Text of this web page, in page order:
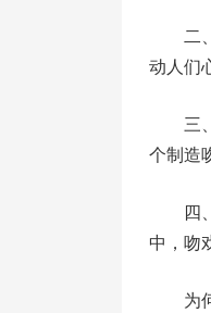
二
动人们
三
个制造
四
中，吻
为